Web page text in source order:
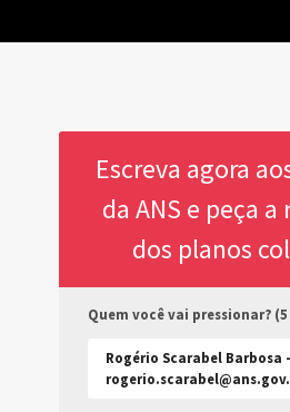
Escreva agora
da ANS e peça
dos planos
Quem você vai pressionar?
Rogério Scarabel